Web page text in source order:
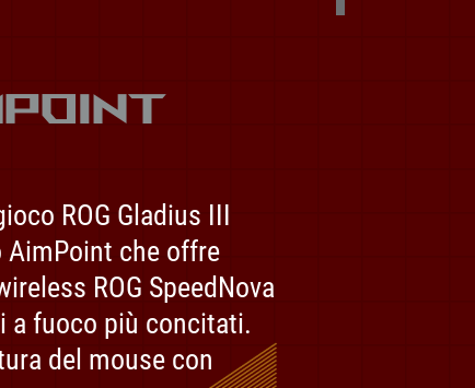
ROG Gladius III
AimPoint che offre
ROG SpeedNova
a fuoco più concitati.
del mouse con